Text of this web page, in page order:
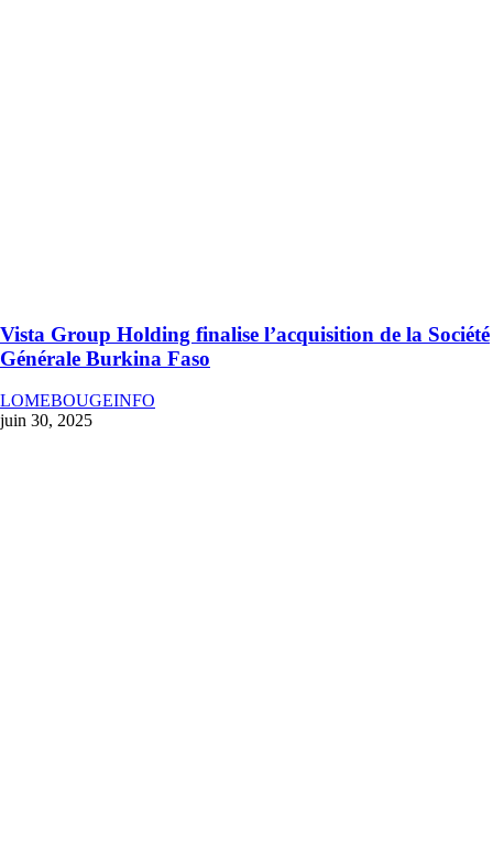
Vista Group Holding finalise l’acquisition de la Société
Générale Burkina Faso
LOMEBOUGEINFO
juin 30, 2025